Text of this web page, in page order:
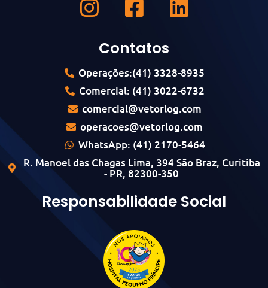
Contatos
Operações:(41) 3328-8935
Comercial: (41) 3022-6732
comercial@vetorlog.com
operacoes@vetorlog.com
WhatsApp: (41) 2170-5464
R. Manoel das Chagas Lima, 394 São Braz, Curitiba
- PR, 82300-350
Responsabilidade Social